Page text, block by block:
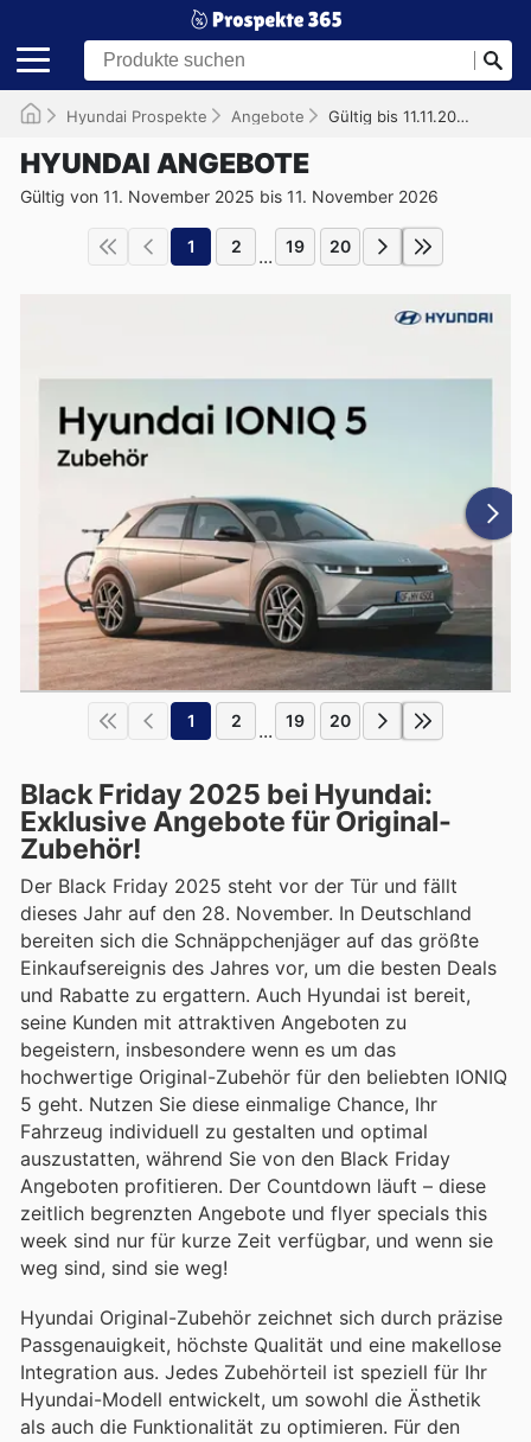
Hyundai Prospekte Angebote Gültig bis 11.11.2026
HYUNDAI ANGEBOTE
Gültig von 11. November 2025 bis 11. November 2026
1 2 ... 19 20
1 2 ... 19 20
Black Friday 2025 bei Hyundai:
Exklusive Angebote für Original-
Zubehör!
Der Black Friday 2025 steht vor der Tür und fällt
dieses Jahr auf den 28. November. In Deutschland
bereiten sich die Schnäppchenjäger auf das größte
Einkaufsereignis des Jahres vor, um die besten Deals
und Rabatte zu ergattern. Auch Hyundai ist bereit,
seine Kunden mit attraktiven Angeboten zu
begeistern, insbesondere wenn es um das
hochwertige Original-Zubehör für den beliebten IONIQ
5 geht. Nutzen Sie diese einmalige Chance, Ihr
Fahrzeug individuell zu gestalten und optimal
auszustatten, während Sie von den Black Friday
Angeboten profitieren. Der Countdown läuft – diese
zeitlich begrenzten Angebote und flyer specials this
week sind nur für kurze Zeit verfügbar, und wenn sie
weg sind, sind sie weg!
Hyundai Original-Zubehör zeichnet sich durch präzise
Passgenauigkeit, höchste Qualität und eine makellose
Integration aus. Jedes Zubehörteil ist speziell für Ihr
Hyundai-Modell entwickelt, um sowohl die Ästhetik
als auch die Funktionalität zu optimieren. Für den